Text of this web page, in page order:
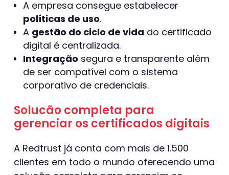
A empresa consegue estabelecer
políticas de uso.
A gestão do ciclo de vida do certificado
digital é centralizada.
Integração segura e transparente além
de ser compatível com o sistema
corporativo de credenciais.
Solucão completa para
gerenciar os certificados digitais
A Redtrust já conta com mais de 1.500
clientes em todo o mundo oferecendo uma